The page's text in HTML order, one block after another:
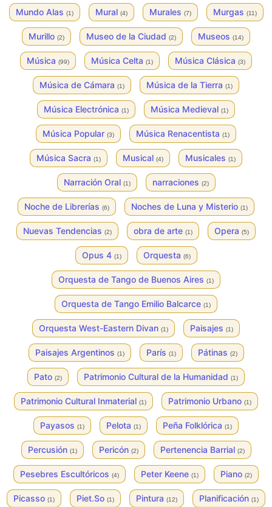
Mundo Alas (1) Mural (4) Murales (7) Murgas (11)
Murillo (2) Museo de la Ciudad (2) Museos (14)
Música (99) Música Celta (1) Música Clásica (3)
Música de Cámara (1) Música de la Tierra (1)
Música Electrónica (1) Música Medieval (1)
Música Popular (3) Música Renacentista (1)
Música Sacra (1) Musical (4) Musicales (1)
Narración Oral (1) narraciones (2)
Noche de Librerías (6) Noches de Luna y Misterio (1)
Nuevas Tendencias (2) obra de arte (1) Opera (5)
Opus 4 (1) Orquesta (6)
Orquesta de Tango de Buenos Aires (1)
Orquesta de Tango Emilio Balcarce (1)
Orquesta West-Eastern Divan (1) Paisajes (1)
Paisajes Argentinos (1) París (1) Pátinas (2)
Pato (2) Patrimonio Cultural de la Humanidad (1)
Patrimonio Cultural Inmaterial (1) Patrimonio Urbano (1)
Payasos (1) Pelota (1) Peña Folklórica (1)
Percusión (1) Pericón (2) Pertenencia Barrial (2)
Pesebres Escultóricos (4) Peter Keene (1) Piano (2)
Picasso (1) Piet.So (1) Pintura (12) Planificación (1)